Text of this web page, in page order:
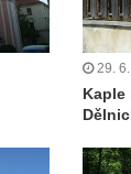
29.
Kaple